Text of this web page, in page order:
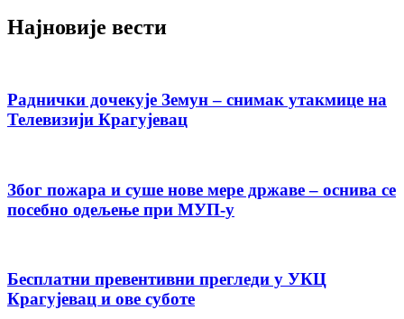
Најновије вести
Раднички дочекује Земун – снимак утакмице на
Телевизији Крагујевац
Због пожара и суше нове мере државе – оснива се
посебно одељење при МУП-у
Бесплатни превентивни прегледи у УКЦ
Крагујевац и ове суботе